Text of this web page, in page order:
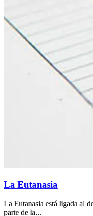
La Eutanasia
La Eutanasia está ligada al
parte de la...